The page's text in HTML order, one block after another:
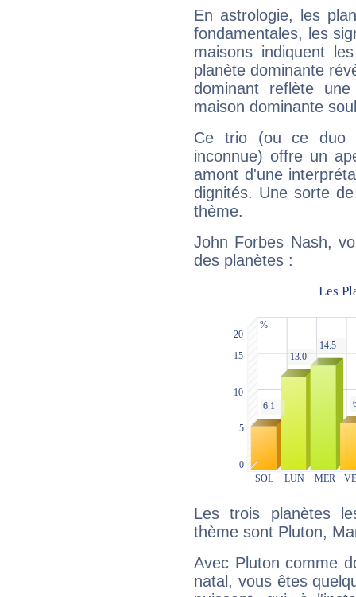
En astrologie, les
fondamentales, les
maisons indiquent
planète dominante
dominant reflète
maison dominante
Ce trio (ou ce duo
inconnue) offre un
amont d'une
dignités. Une sorte
thème.
John Forbes Nash,
des planètes :
Les trois planètes
thème sont Pluton,
Avec Pluton comme
natal, vous êtes